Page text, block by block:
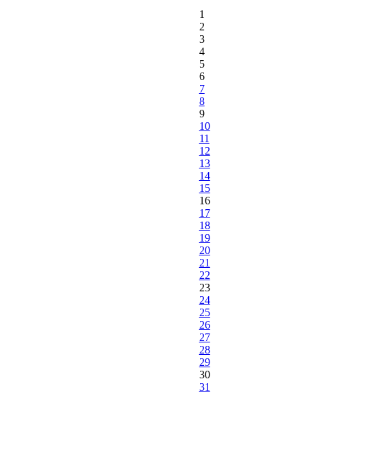
1
2
3
4
5
6
7
8
9
10
11
12
13
14
15
16
17
18
19
20
21
22
23
24
25
26
27
28
29
30
31